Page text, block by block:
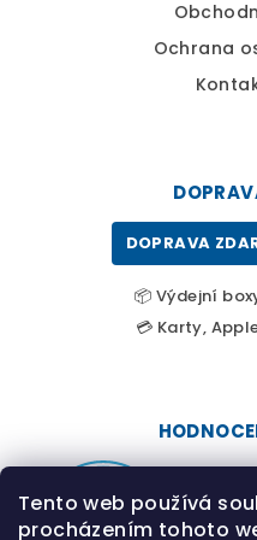
Tento web používá
procházením tohoto
Ochrana
DOPRAVA
📦 Výdejní
💳 Karty,